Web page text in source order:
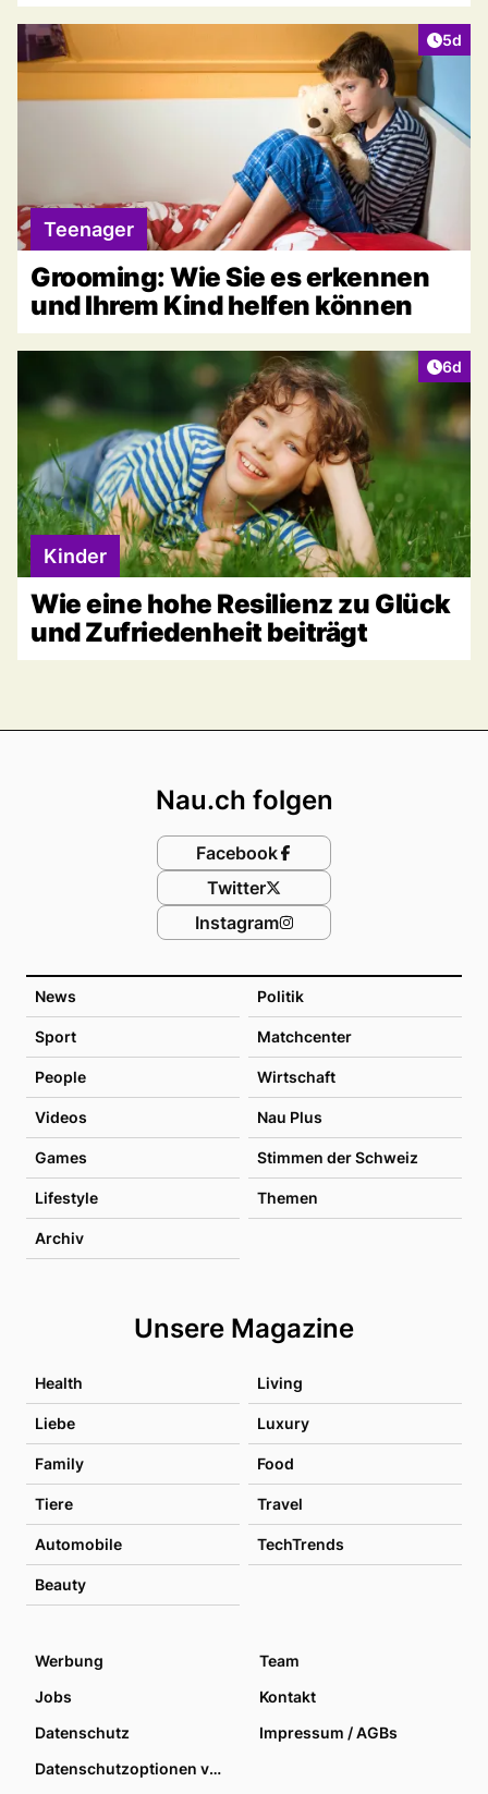
5d
Teenager
Grooming: Wie Sie es erkennen
und Ihrem Kind helfen können
6d
Kinder
Wie eine hohe Resilienz zu Glück
und Zufriedenheit beiträgt
News Politik
Sport Matchcenter
People Wirtschaft
Videos Nau Plus
Games Stimmen der Schweiz
Lifestyle Themen
Archiv
Unsere Magazine
Health Living
Liebe Luxury
Family Food
Tiere Travel
Automobile TechTrends
Beauty
Nau.ch folgen
Facebook
Twitter
Instagram
Werbung
Team
Jobs
Kontakt
Datenschutz
Impressum / AGBs
Datenschutzoptionen verwalten